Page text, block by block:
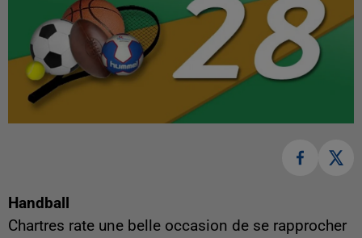
Handball
Chartres rate une belle occasion de se rapprocher